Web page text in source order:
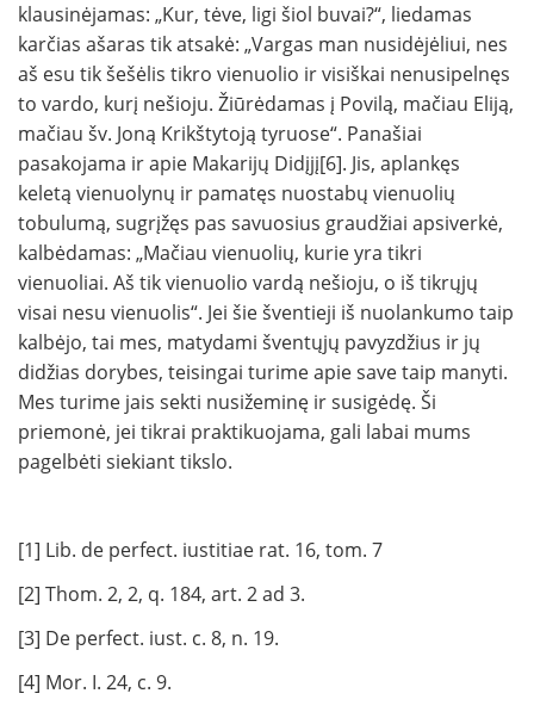
klausinėjamas: „Kur, tėve, ligi šiol buvai?“, liedamas
karčias ašaras tik atsakė: „Vargas man nusidėjėliui, nes
aš esu tik šešėlis tikro vienuolio ir visiškai nenusipelnęs
to vardo, kurį nešioju. Žiūrėdamas į Povilą, mačiau Eliją,
mačiau šv. Joną Krikštytoją tyruose“. Pa­našiai
pasakojama ir apie Makarijų Didįjį[6]. Jis, aplankęs
keletą vienuolynų ir pamatęs nuostabų vienuolių
tobulumą, sugrįžęs pas savuosius graudžiai apsiverkė,
kalbėdamas: „Ma­čiau vienuolių, kurie yra tikri
vienuoliai. Aš tik vienuolio vardą nešioju, o iš tikrųjų
visai nesu vienuolis“. Jei šie šventieji iš nuolankumo taip
kalbė­jo, tai mes, matydami šventųjų pavyzdžius ir jų
didžias dorybes, teisingai turime apie save taip manyti.
Mes turime jais sekti nusižeminę ir susigė­dę. Ši
priemonė, jei tikrai praktikuojama, gali labai mums
pagelbėti sie­kiant tikslo.
[1] Lib. de perfect. iustitiae rat. 16, tom. 7
[2] Thom. 2, 2, q. 184, art. 2 ad 3.
[3] De perfect. iust. c. 8, n. 19.
[4] Mor. I. 24, c. 9.